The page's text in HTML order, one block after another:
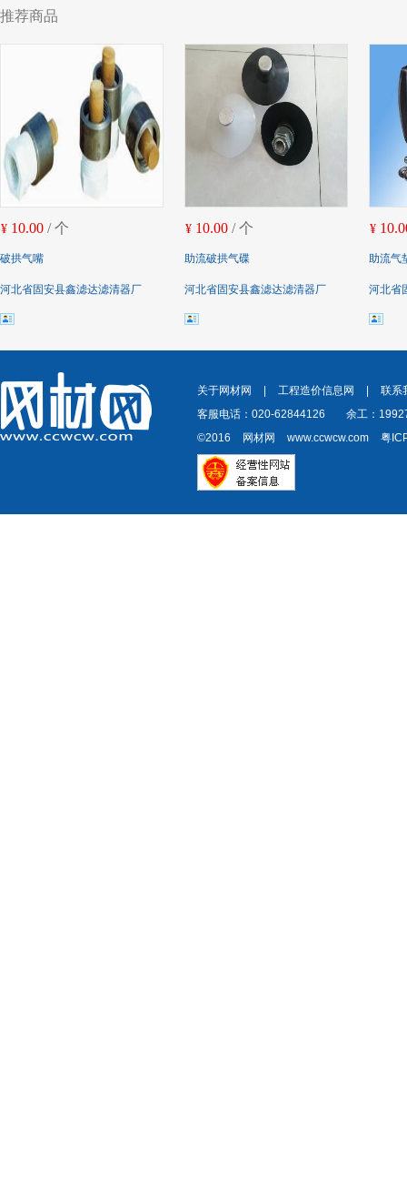
推荐商品
¥ 10.00 / 个
破拱气嘴
河北省固安县鑫滤达滤清器厂
¥ 10.00 / 个
助流破拱气碟
河北省固安县鑫滤达滤清器厂
¥
助流气
河北省
关于网材网 工程造价信息网
联系
客服电话：020-62844126
余工：
©2016
网材网 www.ccwcw.com 粤